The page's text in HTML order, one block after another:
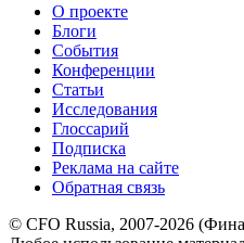
О проекте
Блоги
События
Конференции
Статьи
Исследования
Глоссарий
Подписка
Реклама на сайте
Обратная связь
© CFO Russia, 2007-2026